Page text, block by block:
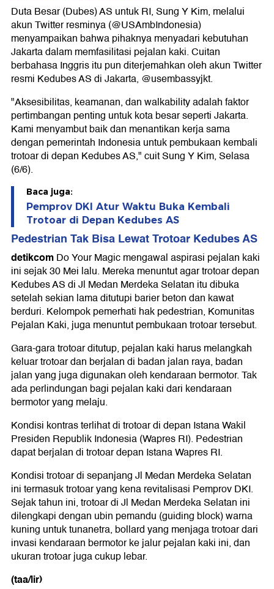
Duta Besar (Dubes) AS untuk RI, Sung Y Kim, melalui
akun Twitter resminya (@USAmbIndonesia)
menyampaikan bahwa pihaknya menyadari kebutuhan
Jakarta dalam memfasilitasi pejalan kaki. Cuitan
berbahasa Inggris itu pun diterjemahkan oleh akun Twitter
resmi Kedubes AS di Jakarta, @usembassyjkt.
"Aksesibilitas, keamanan, dan walkability adalah faktor
pertimbangan penting untuk kota besar seperti Jakarta.
Kami menyambut baik dan menantikan kerja sama
dengan pemerintah Indonesia untuk pembukaan kembali
trotoar di depan Kedubes AS," cuit Sung Y Kim, Selasa
(6/6).
Baca juga:
Pemprov DKI Atur Waktu Buka Kembali
Trotoar di Depan Kedubes AS
Pedestrian Tak Bisa Lewat Trotoar Kedubes AS
detikcomDo Your Magic mengawal aspirasi pejalan kaki
ini sejak 30 Mei lalu. Mereka menuntut agar trotoar depan
Kedubes AS di Jl Medan Merdeka Selatan itu dibuka
setelah sekian lama ditutupi barier beton dan kawat
berduri. Kelompok pemerhati hak pedestrian, Komunitas
Pejalan Kaki, juga menuntut pembukaan trotoar tersebut.
Gara-gara trotoar ditutup, pejalan kaki harus melangkah
keluar trotoar dan berjalan di badan jalan raya, badan
jalan yang juga digunakan oleh kendaraan bermotor. Tak
ada perlindungan bagi pejalan kaki dari kendaraan
bermotor yang melaju.
Kondisi kontras terlihat di trotoar di depan Istana Wakil
Presiden Republik Indonesia (Wapres RI). Pedestrian
dapat berjalan di trotoar depan Istana Wapres RI.
Kondisi trotoar di sepanjang Jl Medan Merdeka Selatan
ini termasuk trotoar yang kena revitalisasi Pemprov DKI.
Sejak tahun ini, trotoar di Jl Medan Merdeka Selatan ini
dilengkapi dengan ubin pemandu (guiding block) warna
kuning untuk tunanetra, bollard yang menjaga trotoar dari
invasi kendaraan bermotor ke jalur pejalan kaki ini, dan
ukuran trotoar juga cukup lebar.
(taa/lir)